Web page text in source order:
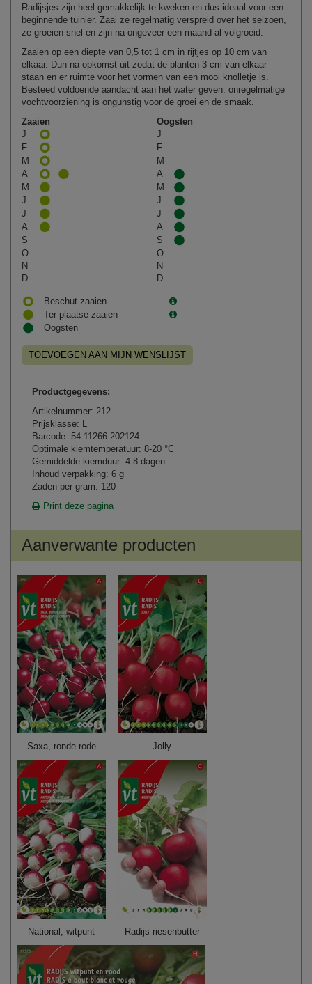
Radijsjes zijn heel gemakkelijk te kweken en dus ideaal voor een
beginnende tuinier. Zaai ze regelmatig verspreid over het seizoen,
ze groeien snel en zijn na ongeveer een maand al volgroeid.
Zaaien op een diepte van 0,5 tot 1 cm in rijtjes op 10 cm van
elkaar. Dun na opkomst uit zodat de planten 3 cm van elkaar
staan en er ruimte voor het vormen van een mooi knolletje is.
Besteed voldoende aandacht aan het water geven: onregelmatige
vochtvoorziening is ongunstig voor de groei en de smaak.
Zaaien
Oogsten
J
J
F
F
M
M
A
A
M
M
J
J
J
J
A
A
S
S
O
O
N
N
D
D
Beschut zaaien
Ter plaatse zaaien
Oogsten
TOEVOEGEN AAN MIJN WENSLIJST
Productgegevens:
Artikelnummer: 212
Prijsklasse: L
Barcode: 54 11266 202124
Optimale kiemtemperatuur: 8-20 °C
Gemiddelde kiemduur: 4-8 dagen
Inhoud verpakking: 6 g
Zaden per gram: 120
Print deze pagina
Aanverwante producten
Saxa, ronde rode Jolly
National, witpunt Radijs riesenbutter